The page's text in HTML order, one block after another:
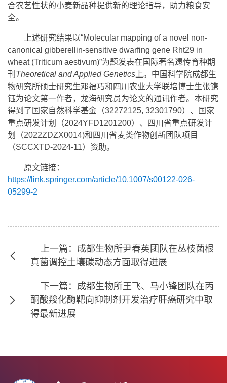
合农艺性状的小麦新品种提供新的理论指导，助力粮食安
全。
上述研究结果以“Molecular mapping of a novel non-
canonical gibberellin-sensitive dwarfing gene Rht29 in
wheat (Triticum aestivum)”为题发表在国际著名遗传育种期
刊 Theoretical and Applied Genetics 上。中国科学院成都生
物研究所硕士研究生邓福巧和四川农业大学联培博士生张镌
钰为论文第一作者，龙海研究员为论文的通讯作者。本研究
得到了国家自然科学基金（32272125, 32301790）、国家
重点研发计划（2024YFD1201200）、四川省重点研发计
划（2022ZDZX0014)和四川省麦类作物创新团队项目
（SCCXTD-2024-11）资助。
原文链接：
https://link.springer.com/article/10.1007/s00122-026-
05299-2
上一篇：成都生物所尹春英团队在丛枝菌根
真菌调控土壤碳动态方面取得进展
下一篇：成都生物所王飞、马小锋团队在丙
酮酸羧化酶靶向抑制剂开发治疗肝癌研究中取
得最新进展